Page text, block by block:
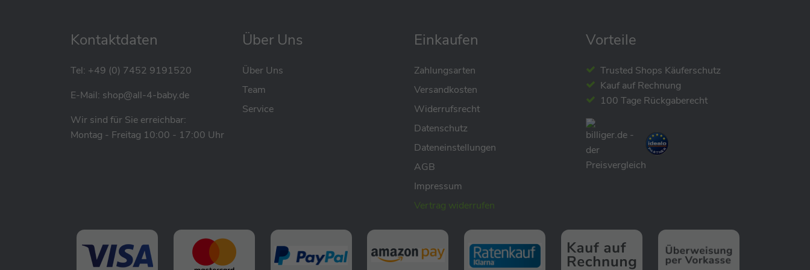
Kontaktdaten
Tel: +49 (0) 7452 9191520
E-Mail: shop@all-4-baby.de
Wir sind für Sie erreichbar:
Montag - Freitag 10:00 - 17:00 Uhr
Über Uns
Über Uns
Team
Service
Einkaufen
Zahlungsarten
Versandkosten
Widerrufsrecht
Datenschutz
Dateneinstellungen
AGB
Impressum
Vertrag widerrufen
Vorteile
Trusted Shops Käuferschutz
Kauf auf Rechnung
100 Tage Rückgaberecht